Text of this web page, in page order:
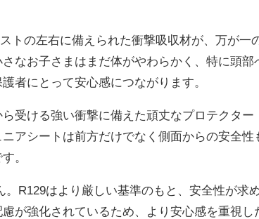
ストの左右に備えられた衝撃吸収材が、万が一
なお子さまはまだ体がやわらかく、特に頭部
者にとって安心感につながります。
受ける強い衝撃に備えた頑丈なプロテクター
アシートは前方だけでなく側面からの安全性
。
。R129はより厳しい基準のもと、安全性が求
が強化されているため、より安心感を重視し